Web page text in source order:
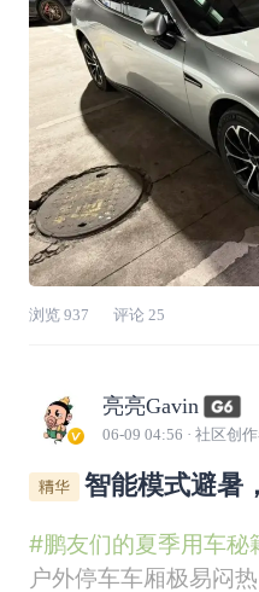
准核算全车用车成本
浏览 937 评论 25
亮亮Gavin
06-09 04:56 · 社区创
智能模式避暑
#鹏友们的夏季用车秘
户外停车车厢极易闷